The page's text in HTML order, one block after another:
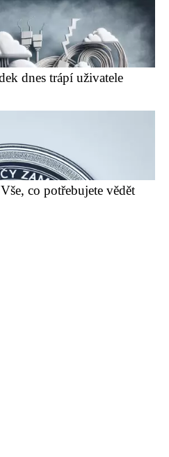
dnes trápí uživatele
co potřebujete vědět